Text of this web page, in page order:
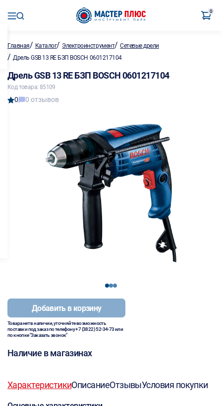
0
Главная/ Каталог/ Электроинструмент/Сетевые дрели
/ Дрель GSB 13 RE БЗП BOSCH 0601217104
Дрель GSB 13 RE БЗП BOSCH 0601217104
Код товара: 85109
0 0 отзывов
123
Добавить в корзину
Товара нет в наличии, уточняйте возможность
поставки под заказ по телефону+7 (3822) 52-34-73или
по кнопке "Заказать звонок"
Наличие в магазинах
ХарактеристикиОписаниеОтзывыУсловия покупки